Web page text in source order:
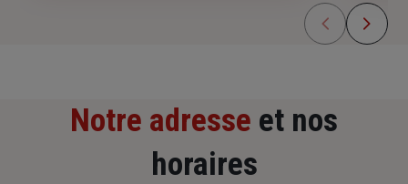
Notre adresse et nos
horaires